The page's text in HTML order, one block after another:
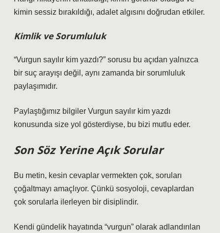
kimin sessiz bırakıldığı, adalet algısını doğrudan etkiler.
Kimlik ve Sorumluluk
“Vurgun sayılır kim yazdı?” sorusu bu açıdan yalnızca
bir suç arayışı değil, aynı zamanda bir sorumluluk
paylaşımıdır.
Paylaştığımız bilgiler Vurgun sayılır kim yazdı
konusunda size yol gösterdiyse, bu bizi mutlu eder.
Son Söz Yerine Açık Sorular
Bu metin, kesin cevaplar vermekten çok, soruları
çoğaltmayı amaçlıyor. Çünkü sosyoloji, cevaplardan
çok sorularla ilerleyen bir disiplindir.
Kendi gündelik hayatında “vurgun” olarak adlandırılan